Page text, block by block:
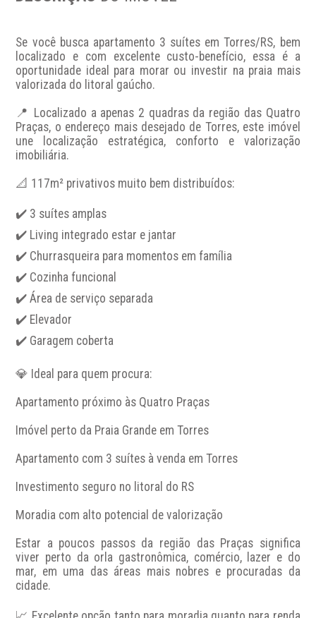
Se você busca apartamento 3 suítes em Torres/RS, bem
localizado e com excelente custo-benefício, essa é a
oportunidade ideal para morar ou investir na praia mais
valorizada do litoral gaúcho.
📍 Localizado a apenas 2 quadras da região das Quatro
Praças, o endereço mais desejado de Torres, este imóvel
une localização estratégica, conforto e valorização
imobiliária.
📐 117m² privativos muito bem distribuídos:
✔️ 3 suítes amplas
✔️ Living integrado estar e jantar
✔️ Churrasqueira para momentos em família
✔️ Cozinha funcional
✔️ Área de serviço separada
✔️ Elevador
✔️ Garagem coberta
💎 Ideal para quem procura:
Apartamento próximo às Quatro Praças
Imóvel perto da Praia Grande em Torres
Apartamento com 3 suítes à venda em Torres
Investimento seguro no litoral do RS
Moradia com alto potencial de valorização
Estar a poucos passos da região das Praças significa
viver perto da orla gastronômica, comércio, lazer e do
mar, em uma das áreas mais nobres e procuradas da
cidade.